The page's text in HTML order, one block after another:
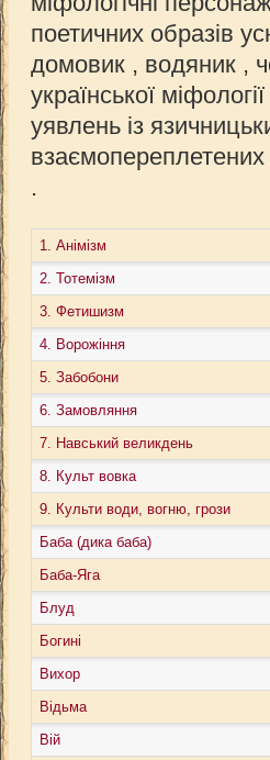
поетичних образів
домовик , водяник ,
української
уявлень із
.
1. Анімізм
2. Тотемізм
3. Фетишизм
4. Ворожіння
5. Забобони
6. Замовляння
7. Навський великдень
8. Культ вовка
9. Культи води, вогню, грози
Баба (дика баба)
Баба-Яга
Блуд
Богині
Вихор
Відьма
Вій